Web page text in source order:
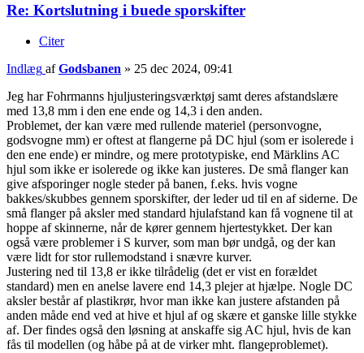
Re: Kortslutning i buede sporskifter
Citer
Indlæg afGodsbanen » 25 dec 2024, 09:41
Jeg har Fohrmanns hjuljusteringsværktøj samt deres afstandslære
med 13,8 mm i den ene ende og 14,3 i den anden.
Problemet, der kan være med rullende materiel (personvogne,
godsvogne mm) er oftest at flangerne på DC hjul (som er isolerede i
den ene ende) er mindre, og mere prototypiske, end Märklins AC
hjul som ikke er isolerede og ikke kan justeres. De små flanger kan
give afsporinger nogle steder på banen, f.eks. hvis vogne
bakkes/skubbes gennem sporskifter, der leder ud til en af siderne. De
små flanger på aksler med standard hjulafstand kan få vognene til at
hoppe af skinnerne, når de kører gennem hjertestykket. Der kan
også være problemer i S kurver, som man bør undgå, og der kan
være lidt for stor rullemodstand i snævre kurver.
Justering ned til 13,8 er ikke tilrådelig (det er vist en forældet
standard) men en anelse lavere end 14,3 plejer at hjælpe. Nogle DC
aksler består af plastikrør, hvor man ikke kan justere afstanden på
anden måde end ved at hive et hjul af og skære et ganske lille stykke
af. Der findes også den løsning at anskaffe sig AC hjul, hvis de kan
fås til modellen (og håbe på at de virker mht. flangeproblemet).